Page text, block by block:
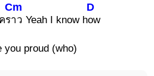
ร
Cm
าว Yeah I know h
D
ow
you proud (who)